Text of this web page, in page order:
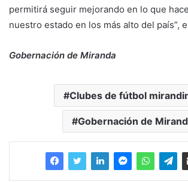
permitirá seguir mejorando en lo que
nuestro estado en los más alto del país”,
Gobernación de Miranda
Clubes de fútbol
Gobernación de